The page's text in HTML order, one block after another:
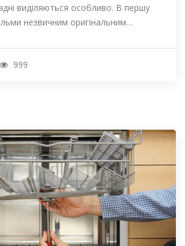
виділяються особливо. В першу
незвичним оригінальним…
999